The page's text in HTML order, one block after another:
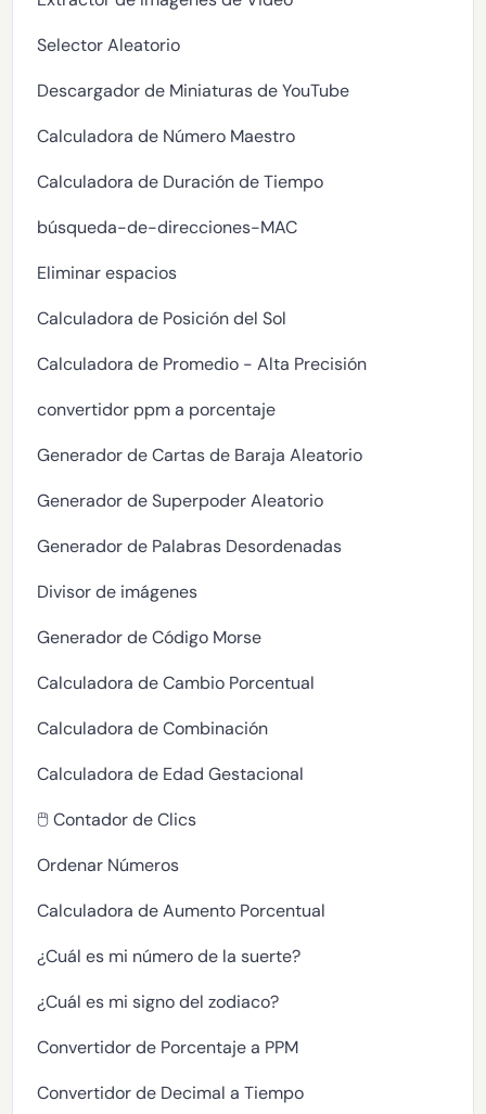
Selector Aleatorio
Descargador de Miniaturas de YouTube
Calculadora de Número Maestro
Calculadora de Duración de Tiempo
búsqueda-de-direcciones-MAC
Eliminar espacios
Calculadora de Posición del Sol
Calculadora de Promedio - Alta Precisión
convertidor ppm a porcentaje
Generador de Cartas de Baraja Aleatorio
Generador de Superpoder Aleatorio
Generador de Palabras Desordenadas
Divisor de imágenes
Generador de Código Morse
Calculadora de Cambio Porcentual
Calculadora de Combinación
Calculadora de Edad Gestacional
🖱️ Contador de Clics
Ordenar Números
Calculadora de Aumento Porcentual
¿Cuál es mi número de la suerte?
¿Cuál es mi signo del zodiaco?
Convertidor de Porcentaje a PPM
Convertidor de Decimal a Tiempo